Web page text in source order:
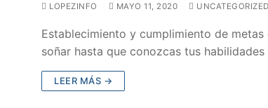
LOPEZINFO MAYO 11, 2020 UNCATEGORIZED
Establecimiento y cumplimiento de
soñar hasta que conozcas tus
LEER MÁS →